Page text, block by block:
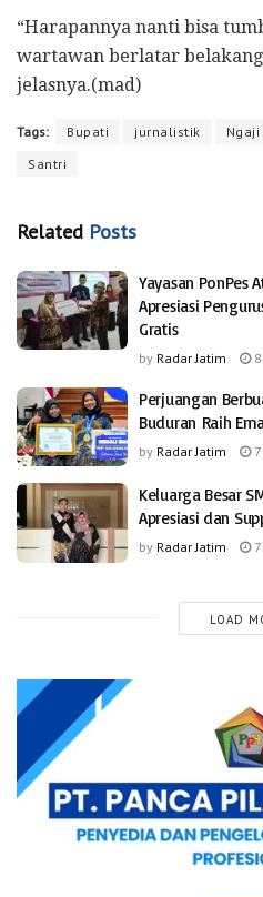
“Harapannya nanti bisa
wartawan berlatar
jelasnya.(mad)
Tags: Bupati jurnalistik Ngaji
Santri
Related Posts
Yayasan PonPes
Apresiasi
Gratis
by Radar Jatim 8
Perjuangan
Buduran Raih
by Radar Jatim 7
Keluarga Besar
Apresiasi dan
by Radar Jatim 7
LOAD